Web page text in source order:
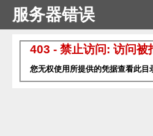
服务器错误
403 - 禁止访问: 访问被
您无权使用所提供的凭据查看此目